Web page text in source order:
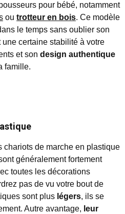
pour bébé, notamment
ou trotteur en bois. Ce modèle
le temps sans oublier son
une certaine stabilité à votre
et son design authentique
famille.
chariots de marche en plastique
généralement fortement
toutes les décorations
pas de vu votre bout de
sont plus légers, ils se
Autre avantage, leur